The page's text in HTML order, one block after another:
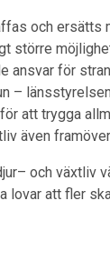
och
större
ansvar för
–
att trygga
även
och växtliv
lovar att fler